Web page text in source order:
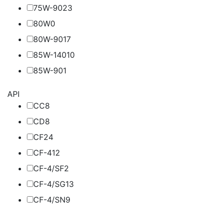
75W-9023
80W0
80W-9017
85W-14010
85W-901
API
CC8
CD8
CF24
CF-412
CF-4/SF2
CF-4/SG13
CF-4/SN9